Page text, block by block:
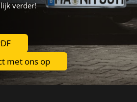
verder!
met ons op